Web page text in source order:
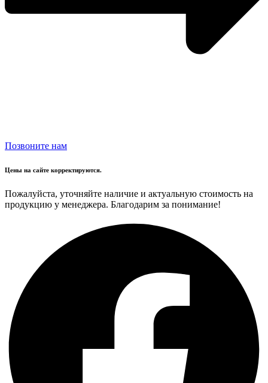
Позвоните нам
Цены на сайте корректируются.
Пожалуйста, уточняйте наличие и актуальную стоимость на
продукцию у менеджера. Благодарим за понимание!